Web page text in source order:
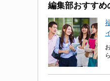
編集部おすすめ